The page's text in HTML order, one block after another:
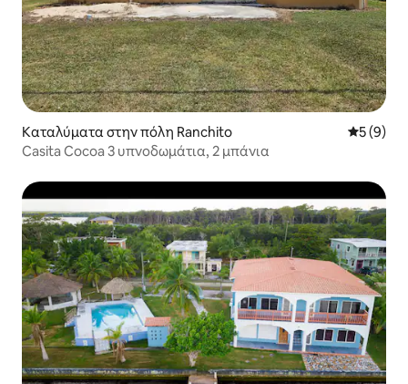
Καταλύματα στην πόλη Ranchito Μέση
5 (9)
Casita Cocoa 3 υπνοδωμάτια, 2 μπάνια